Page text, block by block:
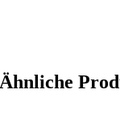
Ähnliche